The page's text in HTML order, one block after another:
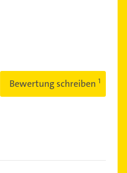
Bewertung schreiben